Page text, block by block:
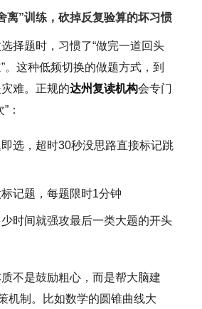
离”训练，砍掉反复验算的坏习惯
择题时，习惯了“做完一道回头
。这种低频切换的做题方式，到
难。正规的达州复读机构会专门
：
选，超时30秒没思路直接标记跳
记题，每题限时1分钟
时间就强攻最后一类大题的开头
不是鼓励粗心，而是帮大脑建
机制。比如数学的圆锥曲线大